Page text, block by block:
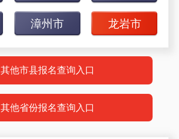
漳州市 龙岩市
其他市县报名查询入口
其他省份报名查询入口